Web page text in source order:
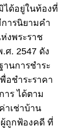
ได้อยู่ในท้องที่
ารนิยามคํา
งพระราช
ศ. 2547 ดัง
นการชําระ
อชําระราคา
าร ได้ตาม
าเช่าบ้าน
ถูกฟ้องคดี ที่